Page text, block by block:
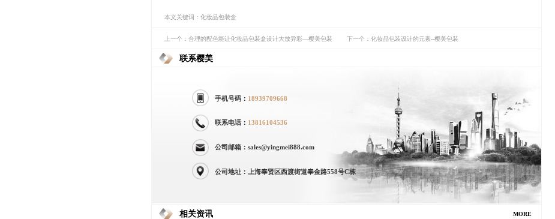
本文关键词：化妆品包装盒
上一个：合理的配色能让化妆品包装盒设计大放异彩—樱美包装 下一个：化妆品包装设计的元素--樱美包装
联系樱美
手机号码： 18939709668
联系电话： 13816104536
公司邮箱：sales@yingmei888.com
公司地址：上海奉贤区西渡街道奉金路558号C栋
相关资讯 MORE